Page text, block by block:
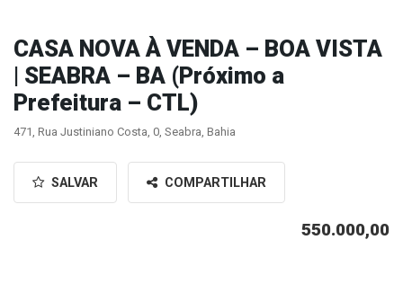
CASA NOVA À VENDA – BOA VISTA
| SEABRA – BA (Próximo a
Prefeitura – CTL)
471, Rua Justiniano Costa, 0, Seabra, Bahia
SALVAR COMPARTILHAR
550.000,00